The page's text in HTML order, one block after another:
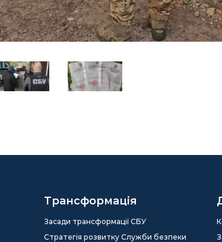
Трансформація
Засади трансформації СБУ
Стратегія розвитку Служби безпеки